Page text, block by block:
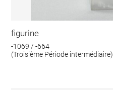
figurine
-1069 / -664
(Troisième Période intermédiaire)